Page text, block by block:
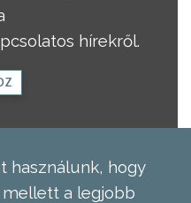
hírekről.
használunk, hogy
mellett a legjobb